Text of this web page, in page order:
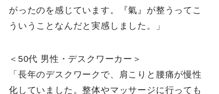
がったのを感じています。『氣』が整うってこ
ういうことなんだと実感しました。」
＜50代 男性・デスクワーカー＞
「長年のデスクワークで、肩こりと腰痛が慢性
化していました。整体やマッサージに行っても